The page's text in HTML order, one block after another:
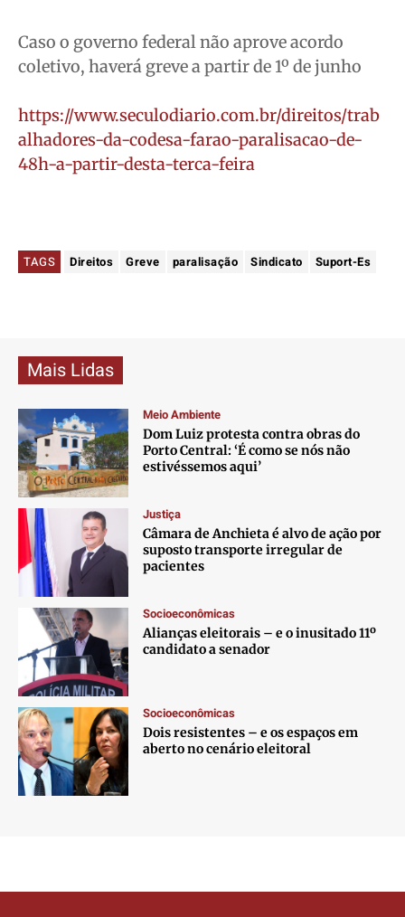
Caso o governo federal não aprove acordo
coletivo, haverá greve a partir de 1º de junho
https://www.seculodiario.com.br/direitos/trab
alhadores-da-codesa-farao-paralisacao-de-
48h-a-partir-desta-terca-feira
TAGS Direitos Greve paralisação Sindicato Suport-Es
Mais Lidas
Meio Ambiente
Dom Luiz protesta contra obras do
Porto Central: ‘É como se nós não
estivéssemos aqui’
Justiça
Câmara de Anchieta é alvo de ação por
suposto transporte irregular de
pacientes
Socioeconômicas
Alianças eleitorais – e o inusitado 11º
candidato a senador
Socioeconômicas
Dois resistentes – e os espaços em
aberto no cenário eleitoral